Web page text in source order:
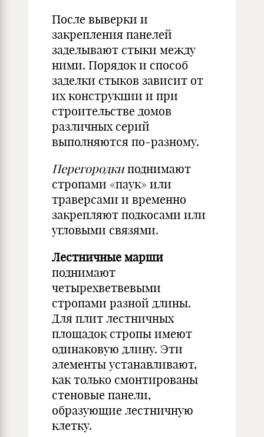
После выверки и
закрепления панелей
заделывают стыки между
ними. Порядок и способ
заделки стыков зависит от
их конструкции и при
строительстве домов
различных серий
выполняются по-разному.
Перегородкиподнимают
стропами «паук» или
траверсами и временно
закрепляют подкосами или
угловыми связями.
Лестничные марши
поднимают
четырехветвевыми
стропами разной длины.
Для плит лестничных
площадок стропы имеют
одинаковую длину. Эти
элементы устанавливают,
как только смонтированы
стеновые панели,
образующие лестничную
клетку.